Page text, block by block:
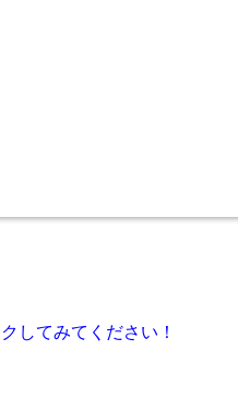
してみてください！